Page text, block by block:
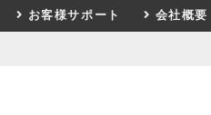
お客様サポート 会社概要